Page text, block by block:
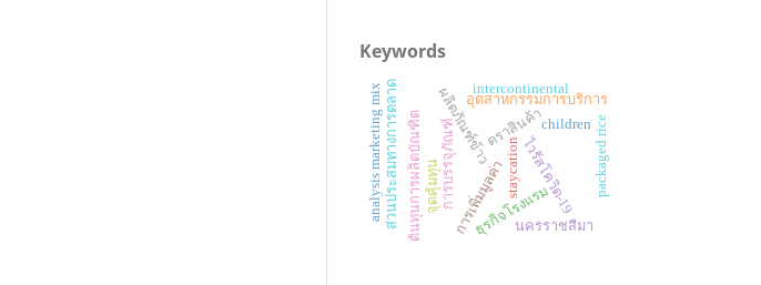
Keywords
ไวรัสโควิด-19
ผลิตภัณฑ์ข้าว
การเพิ่มมูลค่า
การบรรจุภัณฑ์ ตราสินค้า
อุตสาหกรรมการบริการ
ธุรกิจโรงแรม
จุดคุ้มทุน
ต้นทุนการผลิตบัณฑิต
intercontinental
นครราชสีมา
ส่วนประสมทางการตลาด
analysis marketing mix packaged rice
children
staycation